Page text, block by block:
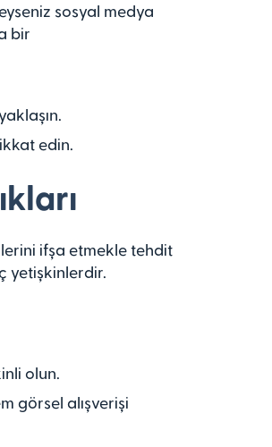
sosyal medya
bir
edin.
ifşa etmekle tehdit
yetişkinlerdir.
olun.
görsel alışverişi